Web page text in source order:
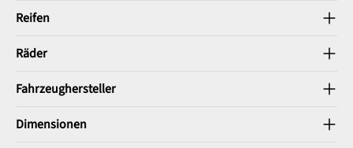
Reifen
Räder
Fahrzeughersteller
Dimensionen